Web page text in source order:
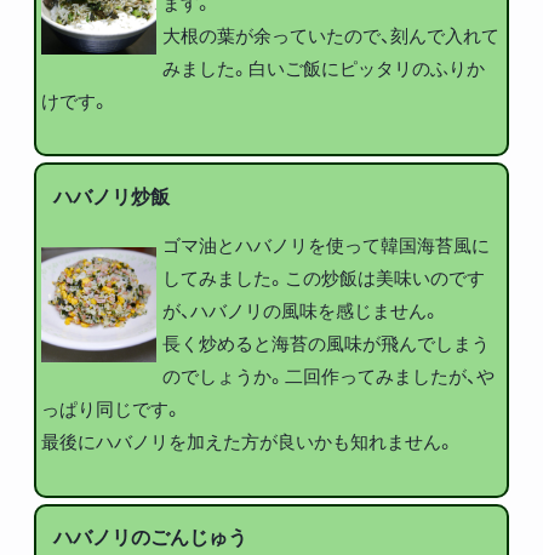
大根の葉が余っていたので、刻んで入れて
みました。白いご飯にピッタリのふりか
けです。
ハバノリ炒飯
ゴマ油とハバノリを使って韓国海苔風に
してみました。この炒飯は美味いのです
が、ハバノリの風味を感じません。
長く炒めると海苔の風味が飛んでしまう
のでしょうか。二回作ってみましたが、や
っぱり同じです。
最後にハバノリを加えた方が良いかも知れません。
ハバノリのごんじゅう